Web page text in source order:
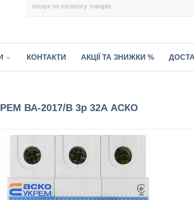
КОНТАКТИ АКЦІЇ ТА ЗНИЖКИ %
ВА-2017/B 3р 32А АСКО